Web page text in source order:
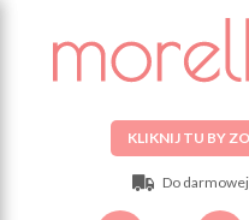
KLIKNIJ TU BY
Do